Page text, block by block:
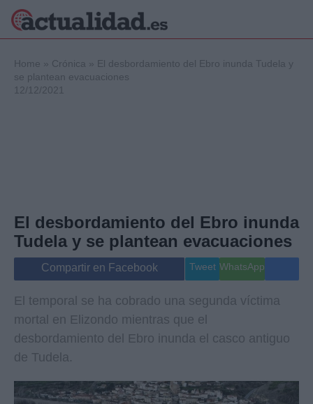
Internacional
Viajes
Gente
Musica
Home » Crónica » El desbordamiento del Ebro inunda Tudela y
se plantean evacuaciones
12/12/2021
El desbordamiento del Ebro inunda
Tudela y se plantean evacuaciones
Compartir en Facebook Tweet WhatsApp
El temporal se ha cobrado una segunda víctima
mortal en Elizondo mientras que el
desbordamiento del Ebro inunda el casco antiguo
de Tudela.